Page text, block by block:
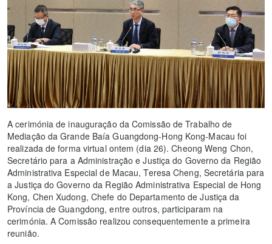
A cerimónia de inauguração da Comissão de Trabalho de
Mediação da Grande Baía Guangdong-Hong Kong-Macau foi
realizada de forma virtual ontem (dia 26). Cheong Weng Chon,
Secretário para a Administração e Justiça do Governo da Região
Administrativa Especial de Macau, Teresa Cheng, Secretária para
a Justiça do Governo da Região Administrativa Especial de Hong
Kong, Chen Xudong, Chefe do Departamento de Justiça da
Província de Guangdong, entre outros, participaram na
cerimónia. A Comissão realizou consequentemente a primeira
reunião.